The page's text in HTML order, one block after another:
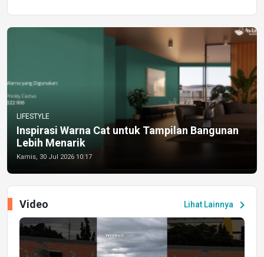
LIFESTYLE
Inspirasi Warna Cat untuk Tampilan Bangunan
Lebih Menarik
Kamis, 30 Jul 2026 10:17
Lihat Lainnya chevron_right
Video